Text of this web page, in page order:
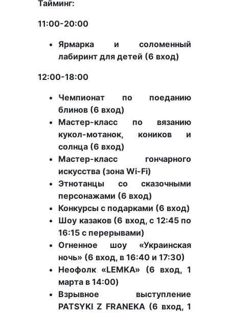
Тайминг:
11:00-20:00
Ярмарка и соломенный
лабиринт для детей (6 вход)
12:00-18:00
Чемпионат по поеданию
блинов (6 вход)
Мастер-класс по вязанию
кукол-мотанок, коников и
солнца (6 вход)
Мастер-класс гончарного
искусства (зона Wi-Fi)
Этнотанцы со сказочными
персонажами (6 вход)
Конкурсы с подарками (6 вход)
Шоу казаков (6 вход, с 12:45 по
16:15 с перерывами)
Огненное шоу «Украинская
ночь» (6 вход, в 16:40 и 17:30)
Неофолк «LEMKA» (6 вход, 1
марта в 14:00)
Взрывное выступление
PATSYKI Z FRANEKA (6 вход, 1